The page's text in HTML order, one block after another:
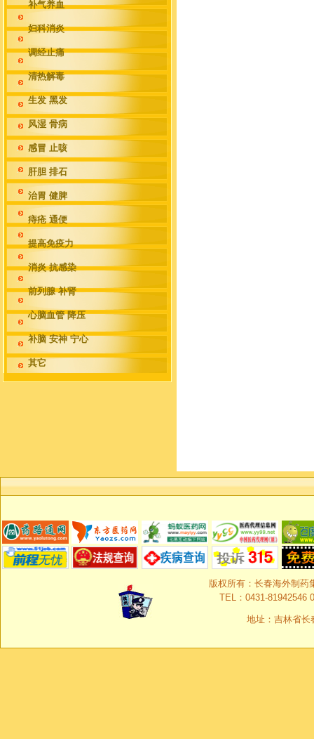
补气养血
妇科消炎
调经止痛
清热解毒
生发 黑发
风湿 骨病
感冒 止咳
肝胆 排石
治胃 健脾
痔疮 通便
提高免疫力
消炎 抗感染
前列腺 补肾
心脑血管 降压
补脑 安神 宁心
其它
版权所有：长春海外制药
TEL：0431-81942546
地址：吉林省长